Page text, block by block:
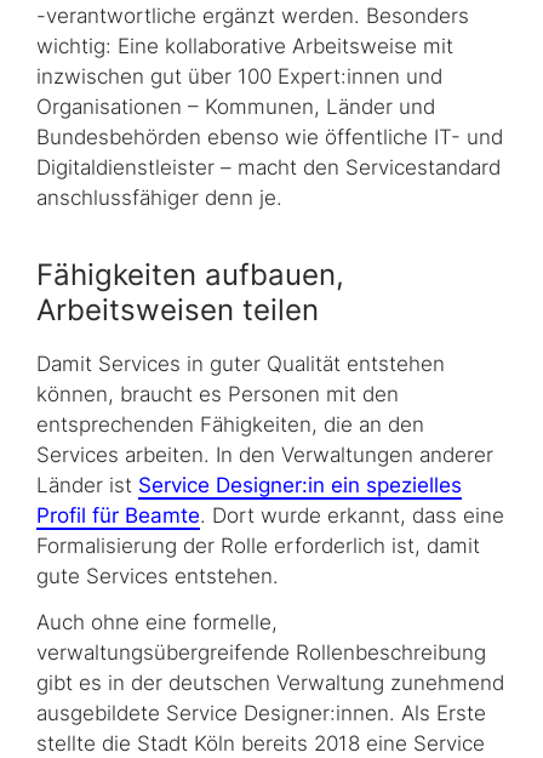
-verantwortliche ergänzt werden. Besonders
wichtig: Eine kollaborative Arbeitsweise mit
inzwischen gut über 100 Expert:innen und
Organisationen – Kommunen, Länder und
Bundesbehörden ebenso wie öffentliche IT- und
Digitaldienstleister – macht den Servicestandard
anschlussfähiger denn je.
Fähigkeiten aufbauen,
Arbeitsweisen teilen
Damit Services in guter Qualität entstehen
können, braucht es Personen mit den
entsprechenden Fähigkeiten, die an den
Services arbeiten. In den Verwaltungen anderer
Länder ist Service Designer:in ein spezielles
Profil für Beamte. Dort wurde erkannt, dass eine
Formalisierung der Rolle erforderlich ist, damit
gute Services entstehen.
Auch ohne eine formelle,
verwaltungsübergreifende Rollenbeschreibung
gibt es in der deutschen Verwaltung zunehmend
ausgebildete Service Designer:innen. Als Erste
stellte die Stadt Köln bereits 2018 eine Service